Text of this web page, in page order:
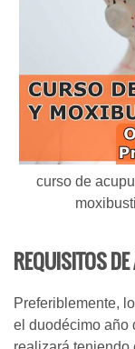
curso de
REQUISITOS
Preferiblemente,
el duodécimo año